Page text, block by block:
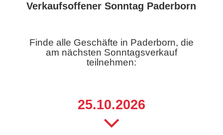
Verkaufsoffener Sonntag Paderborn
Finde alle Geschäfte in Paderborn, die
am nächsten Sonntagsverkauf
teilnehmen:
25.10.2026